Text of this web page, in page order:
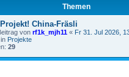
Themen
China-Fräsli
von rf1k_mjh11 « Fr 31. Jul 2026,
Projekte
29